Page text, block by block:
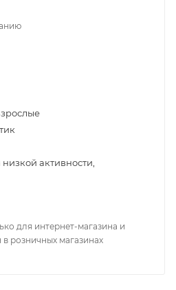
активности,
для интернет-магазина и
розничных магазинах